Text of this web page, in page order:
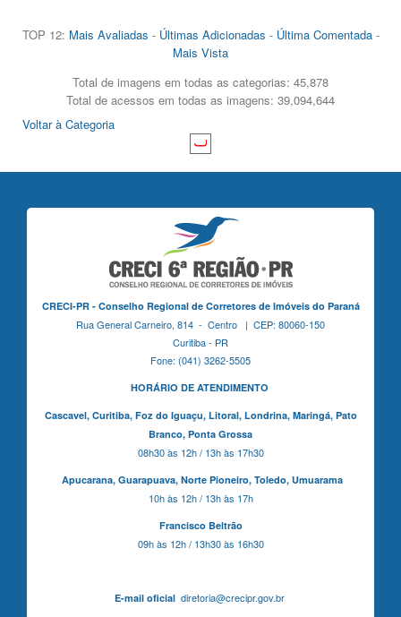
TOP 12: Mais Avaliadas - Últimas Adicionadas - Última Comentada-
Mais Vista
Total de imagens em todas as categorias: 45,878
Total de acessos em todas as imagens: 39,094,644
Voltar à Categoria
CRECI-PR - Conselho Regional de Corretores de Imóveis do Paraná
Rua General Carneiro, 814 - Centro | CEP: 80060-150
Curitiba - PR
Fone: (041) 3262-5505
HORÁRIO DE ATENDIMENTO
Cascavel, Curitiba,Foz do Iguaçu, Litoral, Londrina, Maringá, Pato
Branco, Ponta Grossa
08h30 às 12h / 13h às 17h30
Apucarana, Guarapuava, Norte Pioneiro, Toledo, Umuarama
10h às 12h / 13h às 17h
Francisco Beltrão
09h às 12h / 13h30 às 16h30
E-mail oficialdiretoria@crecipr.gov.br